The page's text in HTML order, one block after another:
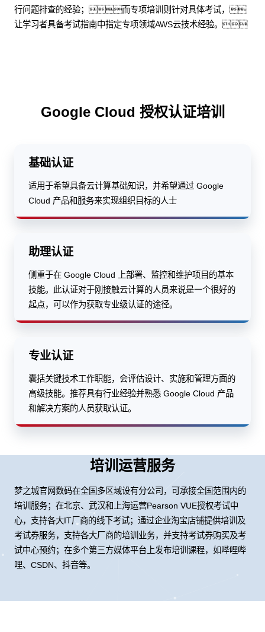
行问题排查的经验；而专项培训则针对具体考试，
让学习者具备考试指南中指定专项领域AWS云技术经验。
Google Cloud 授权认证培训
基础认证
适用于希望具备云计算基础知识，并希望通过 Google
Cloud 产品和服务来实现组织目标的人士
助理认证
侧重于在 Google Cloud 上部署、监控和维护项目的基本
技能。此认证对于刚接触云计算的人员来说是一个很好的
起点，可以作为获取专业级认证的途径。
专业认证
囊括关键技术工作职能，会评估设计、实施和管理方面的
高级技能。推荐具有行业经验并熟悉 Google Cloud 产品
和解决方案的人员获取认证。
培训运营服务
梦之城官网数码在全国多区域设有分公司，可承接全国范围内的
培训服务；在北京、武汉和上海运营Pearson VUE授权考试中
心，支持各大IT厂商的线下考试；通过企业淘宝店铺提供培训及
考试券服务，支持各大厂商的培训业务，并支持考试券购买及考
试中心预约；在多个第三方媒体平台上发布培训课程，如哔哩哔
哩、CSDN、抖音等。